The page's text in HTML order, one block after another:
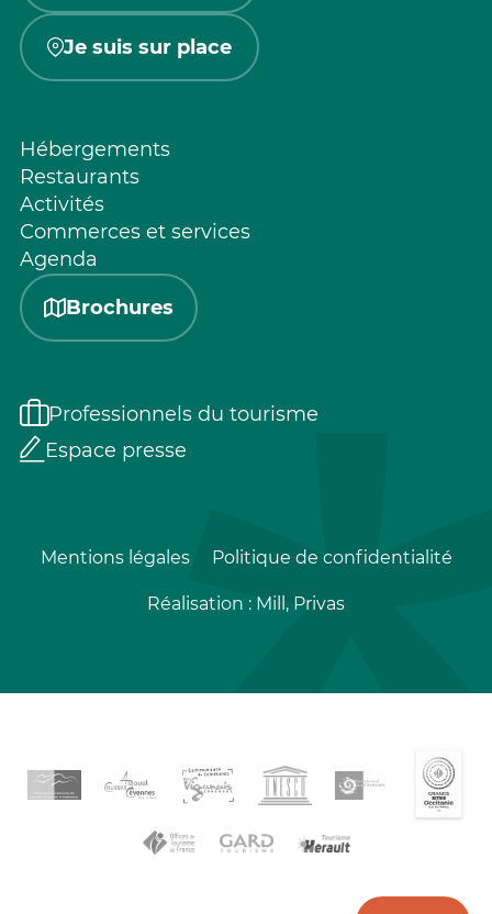
Je suis sur place
Hébergements
Restaurants
Activités
Commerces et services
Agenda
Brochures
Professionnels du tourisme
Espace presse
Mentions légales Politique de confidentialité
Réalisation : Mill, Privas